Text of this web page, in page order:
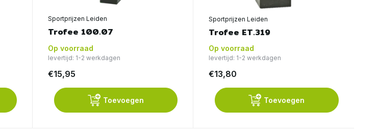
Sportprijzen Leiden
Trofee 100.07
Op voorraad
levertijd: 1-2 werkdagen
€15,95
Toevoegen
Sportprijzen Leiden
Trofee ET.319
Op voorraad
levertijd: 1-2 werkdagen
€13,80
Toevoegen